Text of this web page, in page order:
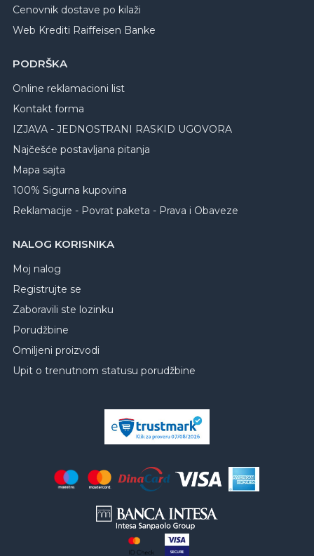
Cenovnik dostave po kilaži
Web Krediti Raiffeisen Banke
PODRŠKA
Online reklamacioni list
Kontakt forma
IZJAVA - JEDNOSTRANI RASKID UGOVORA
Najčešće postavljana pitanja
Mapa sajta
100% Sigurna kupovina
Reklamacije - Povrat paketa - Prava i Obaveze
NALOG KORISNIKA
Moj nalog
Registrujte se
Zaboravili ste lozinku
Porudžbine
Omiljeni proizvodi
Upit o trenutnom statusu porudžbine